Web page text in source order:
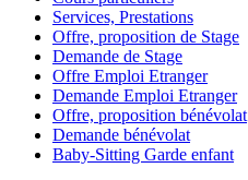
Services, Prestations
Offre, proposition de Stage
Demande de Stage
Offre Emploi Etranger
Demande Emploi Etranger
Offre, proposition bénévolat
Demande bénévolat
Baby-Sitting Garde enfant